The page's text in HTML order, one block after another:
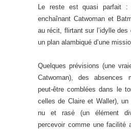
Le reste est quasi parfait :
enchaînant Catwoman et
au récit, flirtant sur l’idylle
un plan alambiqué d’une
Quelques prévisions (une
Catwoman), des absences
peut-être comblées dans le
celles de Claire et Waller), un
nu et rasé (un élément
percevoir comme une facilité